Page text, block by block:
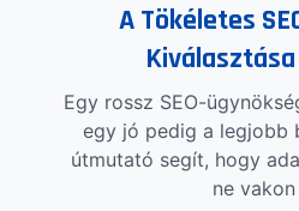
A Tökéletes
Egy rossz SEO-
egy jó pedig a legjobb
útmutató segít, hogy
ne